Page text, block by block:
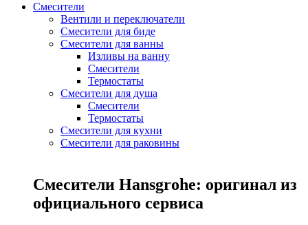
Смесители
Вентили и переключатели
Смесители для биде
Смесители для ванны
Изливы на ванну
Смесители
Термостаты
Смесители для душа
Смесители
Термостаты
Смесители для кухни
Смесители для раковины
Смесители Hansgrohe: оригинал из
официального сервиса